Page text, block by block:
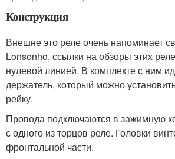
Конструкция
Внешне это реле очень напоминает
Lonsonho, ссылки на обзоры этих
нулевой линией. В комплекте с ним
держатель, который можно
рейку.
Провода подключаются в зажимную
с одного из торцов реле. Головки
фронтальной части.